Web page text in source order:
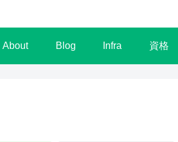
About Blog Infra 資格